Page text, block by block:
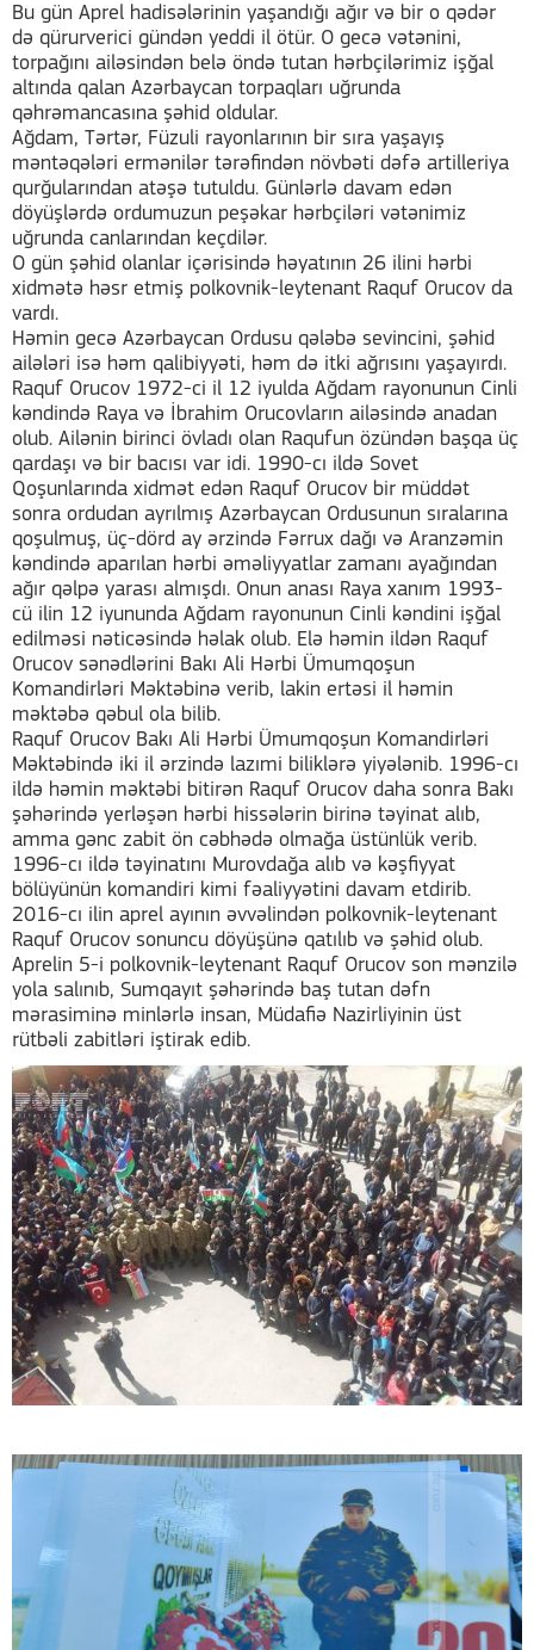
Bu gün Aprel hadisələrinin yaşandığı ağır və bir o qədər
də qürurverici gündən yeddi il ötür. O gecə vətənini,
torpağını ailəsindən belə öndə tutan hərbçilərimiz işğal
altında qalan Azərbaycan torpaqları uğrunda
qəhrəmancasına şəhid oldular.
Ağdam, Tərtər, Füzuli rayonlarının bir sıra yaşayış
məntəqələri ermənilər tərəfindən növbəti dəfə artilleriya
qurğularından atəşə tutuldu. Günlərlə davam edən
döyüşlərdə ordumuzun peşəkar hərbçiləri vətənimiz
uğrunda canlarından keçdilər.
O gün şəhid olanlar içərisində həyatının 26 ilini hərbi
xidmətə həsr etmiş polkovnik-leytenant Raquf Orucov da
vardı.
Həmin gecə Azərbaycan Ordusu qələbə sevincini, şəhid
ailələri isə həm qalibiyyəti, həm də itki ağrısını yaşayırdı.
Raquf Orucov 1972-ci il 12 iyulda Ağdam rayonunun Cinli
kəndində Raya və İbrahim Orucovların ailəsində anadan
olub. Ailənin birinci övladı olan Raqufun özündən başqa üç
qardaşı və bir bacısı var idi. 1990-cı ildə Sovet
Qoşunlarında xidmət edən Raquf Orucov bir müddət
sonra ordudan ayrılmış Azərbaycan Ordusunun sıralarına
qoşulmuş, üç-dörd ay ərzində Fərrux dağı və Aranzəmin
kəndində aparılan hərbi əməliyyatlar zamanı ayağından
ağır qəlpə yarası almışdı. Onun anası Raya xanım 1993-
cü ilin 12 iyununda Ağdam rayonunun Cinli kəndini işğal
edilməsi nəticəsində həlak olub. Elə həmin ildən Raquf
Orucov sənədlərini Bakı Ali Hərbi Ümumqoşun
Komandirləri Məktəbinə verib, lakin ertəsi il həmin
məktəbə qəbul ola bilib.
Raquf Orucov Bakı Ali Hərbi Ümumqoşun Komandirləri
Məktəbində iki il ərzində lazımi biliklərə yiyələnib. 1996-cı
ildə həmin məktəbi bitirən Raquf Orucov daha sonra Bakı
şəhərində yerləşən hərbi hissələrin birinə təyinat alıb,
amma gənc zabit ön cəbhədə olmağa üstünlük verib.
1996-cı ildə təyinatını Murovdağa alıb və kəşfiyyat
bölüyünün komandiri kimi fəaliyyətini davam etdirib.
2016-cı ilin aprel ayının əvvəlindən polkovnik-leytenant
Raquf Orucov sonuncu döyüşünə qatılıb və şəhid olub.
Aprelin 5-i polkovnik-leytenant Raquf Orucov son mənzilə
yola salınıb, Sumqayıt şəhərində baş tutan dəfn
mərasiminə minlərlə insan, Müdafiə Nazirliyinin üst
rütbəli zabitləri iştirak edib.